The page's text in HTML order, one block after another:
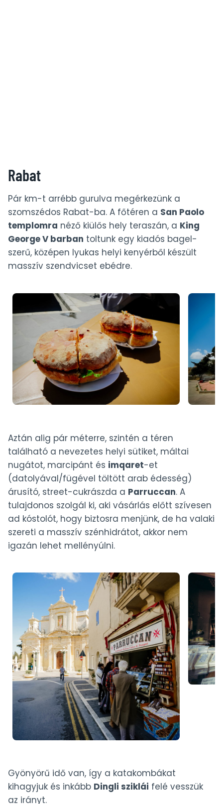
Rabat
Pár km-t arrébb gurulva megérkezünk a
szomszédos Rabat-ba. A főtéren a San Paolo
templomra néző kiülős hely teraszán, a King
George V barban toltunk egy kiadós bagel-
szerű, középen lyukas helyi kenyérből készült
masszív szendvicset ebédre.
Aztán alig pár méterre, szintén a téren
található a nevezetes helyi sütiket, máltai
nugátot, marcipánt és imqaret-et
(datolyával/fügével töltött arab édesség)
árusító, street-cukrászda a Parruccan. A
tulajdonos szolgál ki, aki vásárlás előtt szívesen
ad kóstolót, hogy biztosra menjünk, de ha valaki
szereti a masszív szénhidrátot, akkor nem
igazán lehet mellényúlni.
Gyönyörű idő van, így a katakombákat
kihagyjuk és inkább Dingli sziklái felé vesszük
az irányt.